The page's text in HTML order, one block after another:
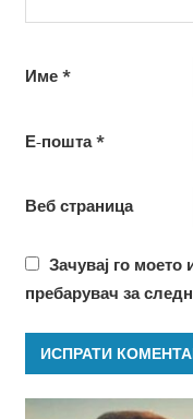
Име *
Е-пошта*
Веб страница
Зачувај го моето
пребарувач за